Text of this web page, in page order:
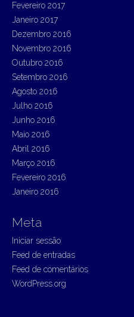
Fevereiro 2017
Janeiro 2017
Dezembro 2016
Novembro 2016
Outubro 2016
Setembro 2016
Agosto 2016
Julho 2016
Junho 2016
Maio 2016
Abril 2016
Março 2016
Fevereiro 2016
Janeiro 2016
Meta
Iniciar sessão
Feed de entradas
Feed de comentários
WordPress.org